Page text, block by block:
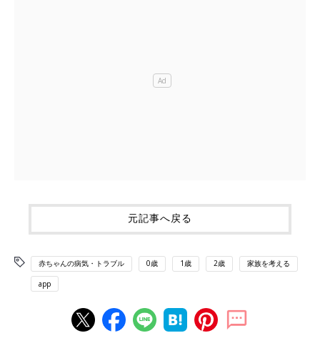
元記事へ戻る
赤ちゃんの病気・トラブル 0歳 1歳 2歳 家族を考える
app